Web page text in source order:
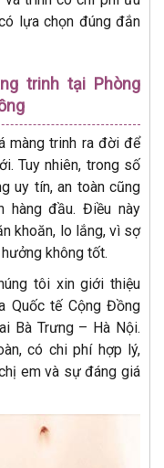
lựa chọn đúng đắn
trinh tại Phòng
màng trinh ra đời để
Tuy nhiên, trong số
uy tín, an toàn cũng
hàng đầu. Điều này
khoăn, lo lắng, vì sợ
không tốt.
tôi xin giới thiệu
Quốc tế Cộng Đồng
Bà Trưng – Hà Nội.
có chi phí hợp lý,
em và sự đáng giá